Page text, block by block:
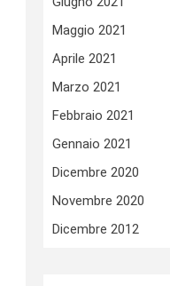
Maggio 2021
Aprile 2021
Marzo 2021
Febbraio 2021
Gennaio 2021
Dicembre 2020
Novembre 2020
Dicembre 2012